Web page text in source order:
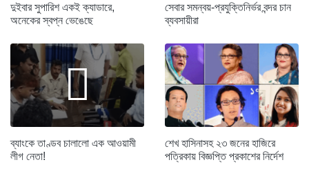
দুইবার সুপারিশ একই ক্যাডারে,
অনেকের স্বপ্ন ভেঙেছে
সেবার সমন্বয়-প্রযুক্তিনির্ভর বন্দর চান
ব্যবসায়ীরা
ব্যাংকে তাণ্ডব চালালো এক আওয়ামী
লীগ নেতা!
শেখ হাসিনাসহ ২৩ জনের হাজিরে
পত্রিকায় বিজ্ঞপ্তি প্রকাশের নির্দেশ